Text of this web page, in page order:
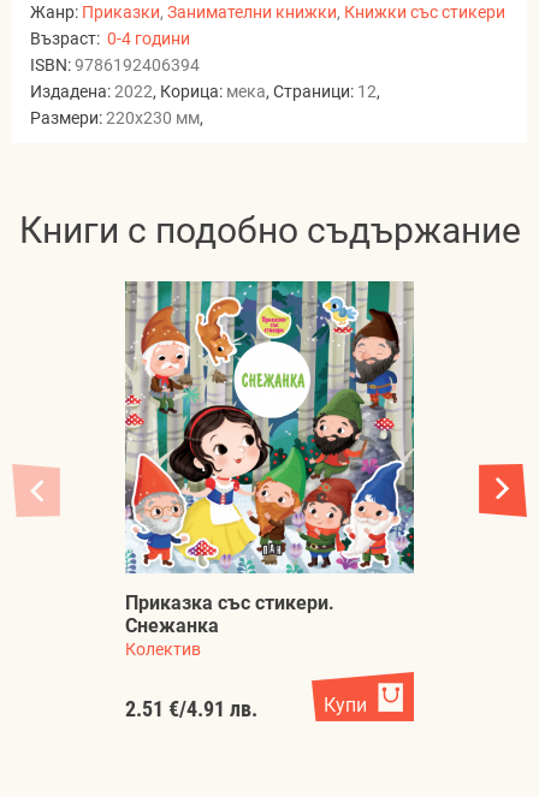
Жанр: Приказки, Занимателни книжки, Книжки със стикери
Възраст: 0-4 години
ISBN:9786192406394
Издадена:2022, Корица: мека, Страници: 12,
Размери:220x230 мм,
Книги с подобно съдържание
Приказка със стикери.
Снежанка
Колектив
2.51 €/4.91 лв. Купи